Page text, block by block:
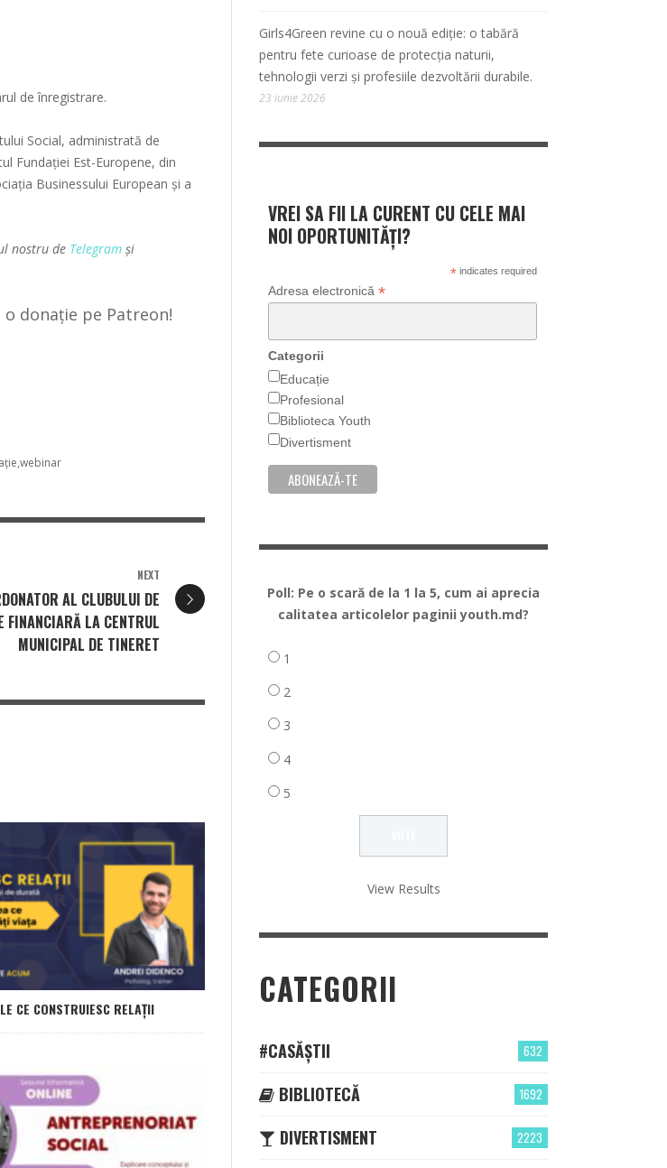
de înregistrare.
Social, administrată de
Fundaţiei Est-Europene, din
Businessului European și a
nostru de Telegram și
donație pe Patreon!
webinar
NEXT
AL CLUBULUI DE
FINANCIARĂ LA CENTRUL
MUNICIPAL DE TINERET
CE CONSTRUIESC RELAȚII
Girls4Green revine cu o nouă ediție: o tabără
pentru fete curioase de protecția naturii,
tehnologii verzi și profesiile dezvoltării durabile.
23 iunie 2026
VREI SA FII LA CURENT CU CELE MAI
NOI OPORTUNITĂȚI?
*indicates required
Adresa electronică *
Categorii
Educație
Profesional
Biblioteca Youth
Divertisment
Poll: Pe o scară de la 1 la 5, cum ai aprecia
calitatea articolelor paginii youth.md?
1
2
3
4
5
View Results
CATEGORII
632
#CASĂȘTII
1692
BIBLIOTECĂ
2223
DIVERTISMENT